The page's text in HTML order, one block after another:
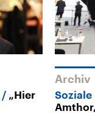
„Hier
Archiv